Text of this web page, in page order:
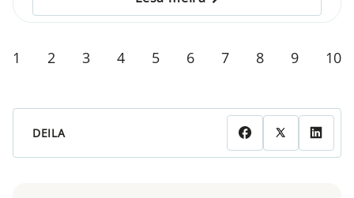
1 2 3 4 5 6 7 8 9 10
DEILA